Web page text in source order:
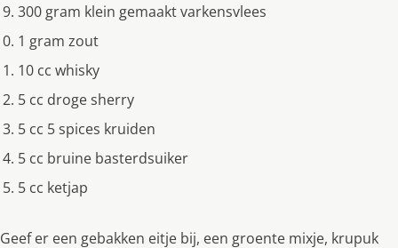
300 gram klein gemaakt varkensvlees
1 gram zout
10 cc whisky
5 cc droge sherry
5 cc 5 spices kruiden
5 cc bruine basterdsuiker
5 cc ketjap
Geef er een gebakken eitje bij, een groente mixje, krupuk